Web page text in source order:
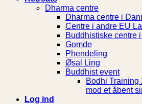
Dharma centre
Dharma centre i
Centre i andre EU
Buddhistiske centre
Gomde
Phendeling
Øsal Ling
Buddhist event
Bodhi Training
mod et åbent
Log ind